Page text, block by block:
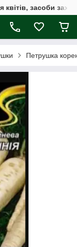
квітів, засоби
Петрушка